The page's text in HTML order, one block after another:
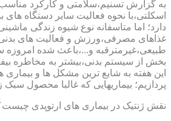
به گزارش تسنیم،سلامتی و کارکرد
اسکلتی،با نحوه فعالیت سایر دستگاه های
دارد؛ اما متاسفانه نوع شیوه زندگی
غذاهای مصرفی،ورزش و فعالیت های
طبیعی،غیرمترقبه و...،باعث شده امروزه
بخش از سیستم بدنی،بیشتر به مخاطره
این هفته به شایع ترین مشکل ها و بیماری
پردازیم؛ بیماریهایی که غالبا محصول
نقش ژنتیک در بیماری های ارتوپدی